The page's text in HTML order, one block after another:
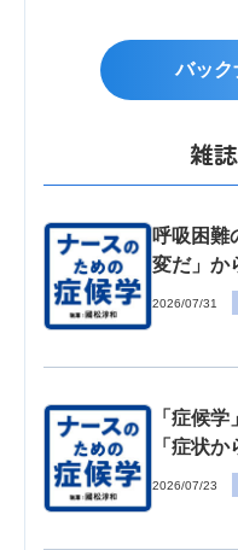
バック
雑
呼吸困難
変だ」か
2026/07/31
「症候
「症状
2026/07/23